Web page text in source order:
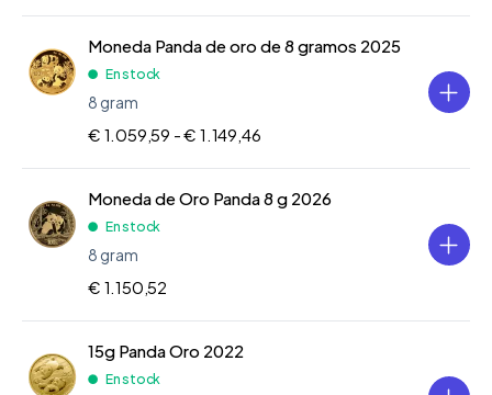
Moneda Panda de oro de 8 gramos 2025
En stock
8 gram
€ 1.059,59 -€ 1.149,46
Moneda de Oro Panda 8 g 2026
En stock
8 gram
€ 1.150,52
15g Panda Oro 2022
En stock